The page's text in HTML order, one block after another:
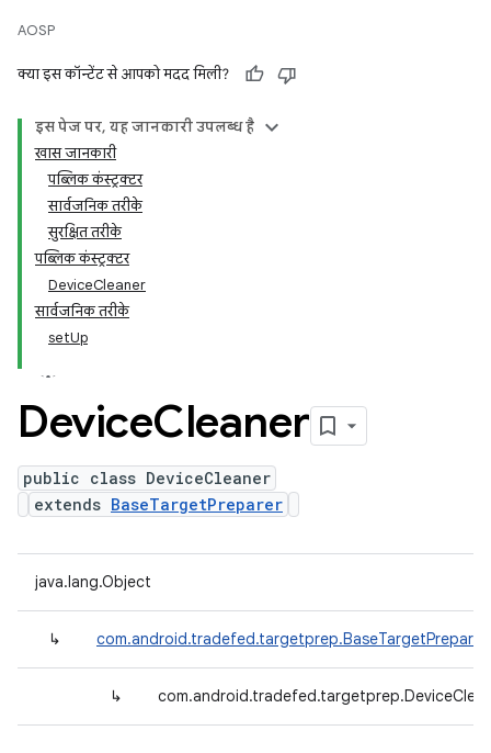
AOSP
क्या इस कॉन्टेंट से आपको मदद मिली?
इस पेज पर, यह जानकारी उपलब्ध है
खास जानकारी
पब्लिक कंस्ट्रक्टर
सार्वजनिक तरीके
सुरक्षित तरीके
पब्लिक कंस्ट्रक्टर
DeviceCleaner
सार्वजनिक तरीके
setUp
DeviceCleaner
public class DeviceCleaner
extends BaseTargetPreparer
java.lang.Object
↳ com.android.tradefed.targetprep.BaseTargetPreparer
↳